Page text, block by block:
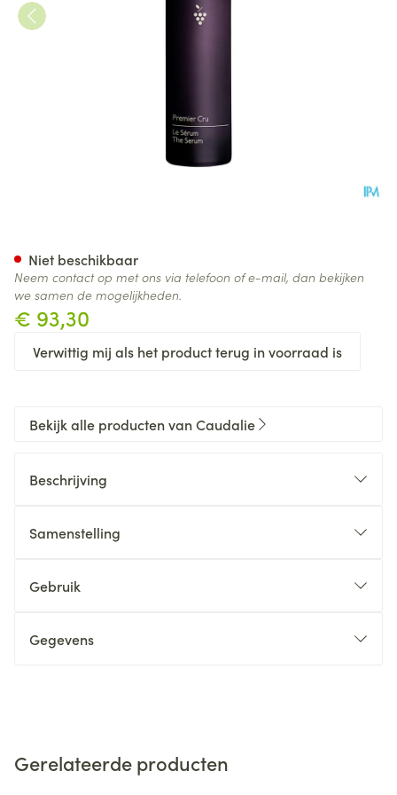
€ 93,30
Verwittig mij als het product terug in voorraad is
Niet beschikbaar
Neem contact op met ons via telefoon of e-mail, dan bekijken
we samen de mogelijkheden.
Bekijk alle producten van Caudalie
Beschrijving
Samenstelling
Gebruik
Gegevens
Gerelateerde producten